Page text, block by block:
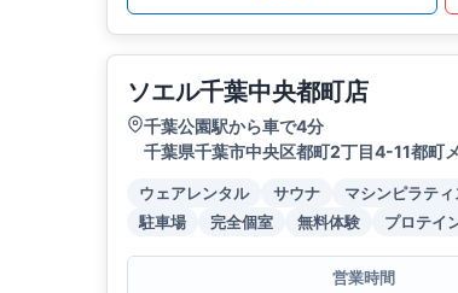
ソエル千葉中央都町店
千葉公園駅から車で4分
千葉県千葉市中央区都町2丁目4-11都町
ウェアレンタル サウナ マシンピラティ
駐車場
完全個室 無料体験 プロテイ
営業時間